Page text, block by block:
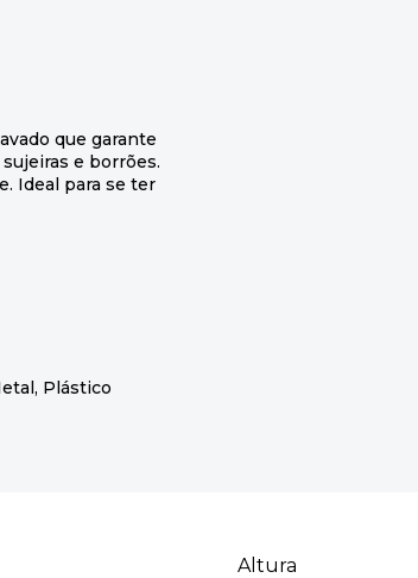
que garante
e borrões.
Ideal para se ter
Plástico
Altura